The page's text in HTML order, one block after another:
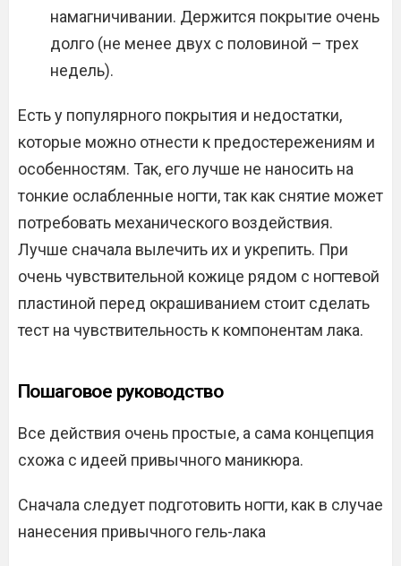
намагничивании. Держится покрытие очень
долго (не менее двух с половиной – трех
недель).
Есть у популярного покрытия и недостатки,
которые можно отнести к предостережениям и
особенностям. Так, его лучше не наносить на
тонкие ослабленные ногти, так как снятие может
потребовать механического воздействия.
Лучше сначала вылечить их и укрепить. При
очень чувствительной кожице рядом с ногтевой
пластиной перед окрашиванием стоит сделать
тест на чувствительность к компонентам лака.
Пошаговое руководство
Все действия очень простые, а сама концепция
схожа с идеей привычного маникюра.
Сначала следует подготовить ногти, как в случае
нанесения привычного гель-лака